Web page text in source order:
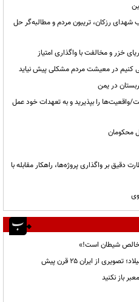
رزکان، تریبون مردم و مطالبه‌گر حل
خزر و مخالفت با واگذاری امتیاز
می کنیم در معیشت مردم مشکلی پیش نیاید
در یمن
را بپذیرید و به تعهدات خود عمل
محکومان
دقیق بر واگذاری پروژه‌ها، راهکار مقابله با
شیطان است!»
باز نکنید